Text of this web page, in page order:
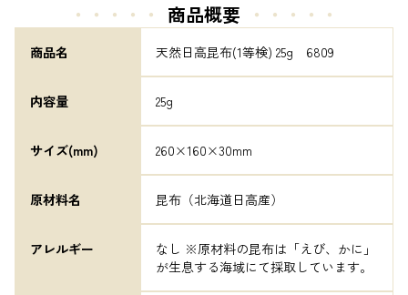
・・・・・ 商品概要 ・・・・・
商品名 天然日高昆布(1等検) 25g　6809
内容量 25g
サイズ(mm) 260×160×30mm
原材料名 昆布（北海道日高産）
アレルギー
なし ※原材料の昆布は「えび、かに」
が生息する海域にて採取しています。